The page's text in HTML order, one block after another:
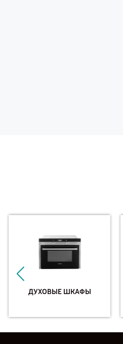
ДУХОВЫЕ ШКАФЫ